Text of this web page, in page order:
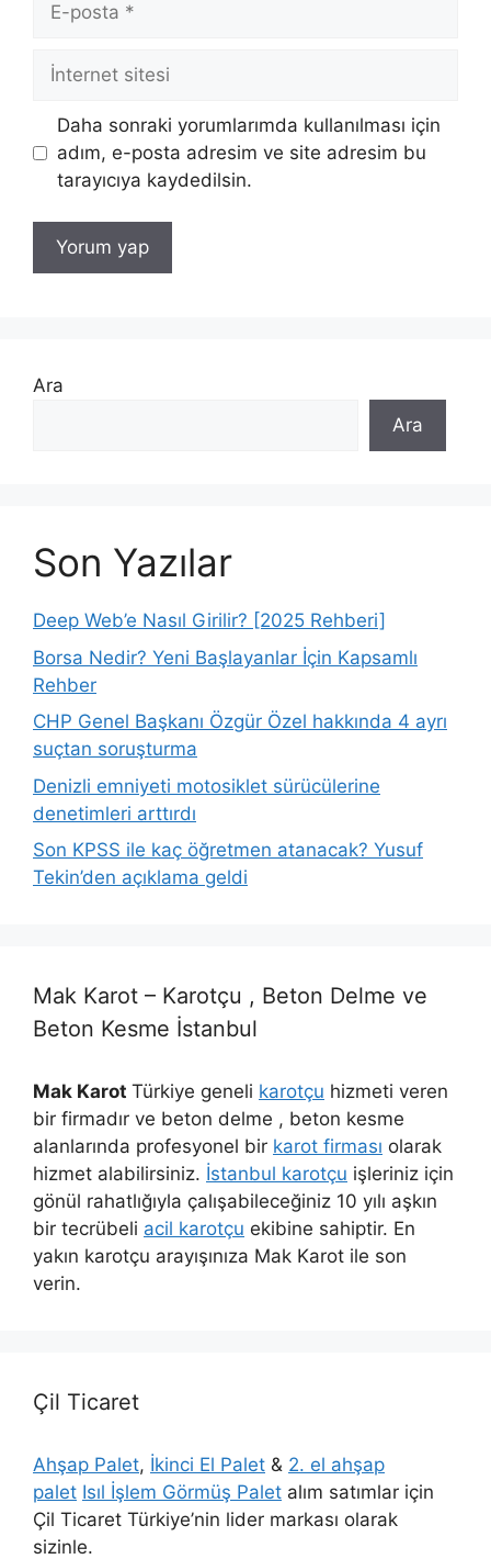
posta
İnternet
sitesi
Daha sonraki yorumlarımda kullanılması için
adım, e-posta adresim ve site adresim bu
tarayıcıya kaydedilsin.
Ara
Ara
Son Yazılar
Deep Web’e Nasıl Girilir? [2025 Rehberi]
Borsa Nedir? Yeni Başlayanlar İçin Kapsamlı
Rehber
CHP Genel Başkanı Özgür Özel hakkında 4 ayrı
suçtan soruşturma
Denizli emniyeti motosiklet sürücülerine
denetimleri arttırdı
Son KPSS ile kaç öğretmen atanacak? Yusuf
Tekin’den açıklama geldi
Mak Karot – Karotçu , Beton Delme ve
Beton Kesme İstanbul
Mak Karot Türkiye geneli karotçu hizmeti veren
bir firmadır ve beton delme , beton kesme
alanlarında profesyonel bir karot firması olarak
hizmet alabilirsiniz. İstanbul karotçu işleriniz için
gönül rahatlığıyla çalışabileceğiniz 10 yılı aşkın
bir tecrübeli acil karotçu ekibine sahiptir. En
yakın karotçu arayışınıza Mak Karot ile son
verin.
Çil Ticaret
Ahşap Palet, İkinci El Palet & 2. el ahşap
palet Isıl İşlem Görmüş Palet alım satımlar için
Çil Ticaret Türkiye’nin lider markası olarak
sizinle.